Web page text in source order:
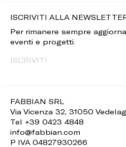
FABBIAN SRL
Via Vicenza 32, 31050
Tel +39 0423 4848
info@fabbian.com
P IVA 04827930266
ISCRIVITI ALLA
Per rimanere sempre
eventi e progetti.
ISCRIVITI